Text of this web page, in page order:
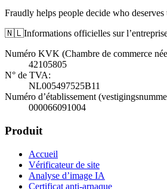
Fraudly helps people decide who
🇳🇱Informations officielles sur
Numéro KVK (Chambre de commerce
42105805
N° de TVA:
NL005497525B11
Numéro d’établissement
000066091004
Produit
Accueil
Vérificateur de site
Analyse d’image IA
Certificat anti-arnaque